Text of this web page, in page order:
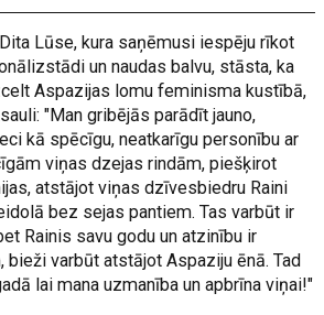
Lūse, kura saņēmusi iespēju rīkot
un naudas balvu, stāsta, ka
Aspazijas lomu feminisma kustībā,
"Man gribējās parādīt jauno,
kā spēcīgu, neatkarīgu personību ar
viņas dzejas rindām, piešķirot
atstājot viņas dzīvesbiedru Raini
bez sejas pantiem. Tas varbūt ir
Rainis savu godu un atzinību ir
bieži varbūt atstājot Aspaziju ēnā. Tad
lai mana uzmanība un apbrīna viņai!"